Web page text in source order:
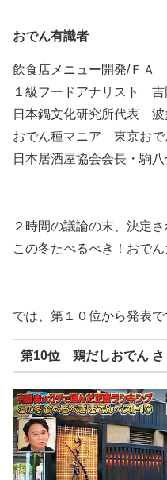
おでん有識者
飲食店メニュー開発/ＦＡ
１級フードアナリスト 吉
日本鍋文化研究所代表 波
おでん種マニア 東京おで
日本居酒屋協会会長・駒
２時間の議論の末、決定さ
この冬たべるべき！おで
では、第１０位から発表で
第10位 鶏だしおでん さ